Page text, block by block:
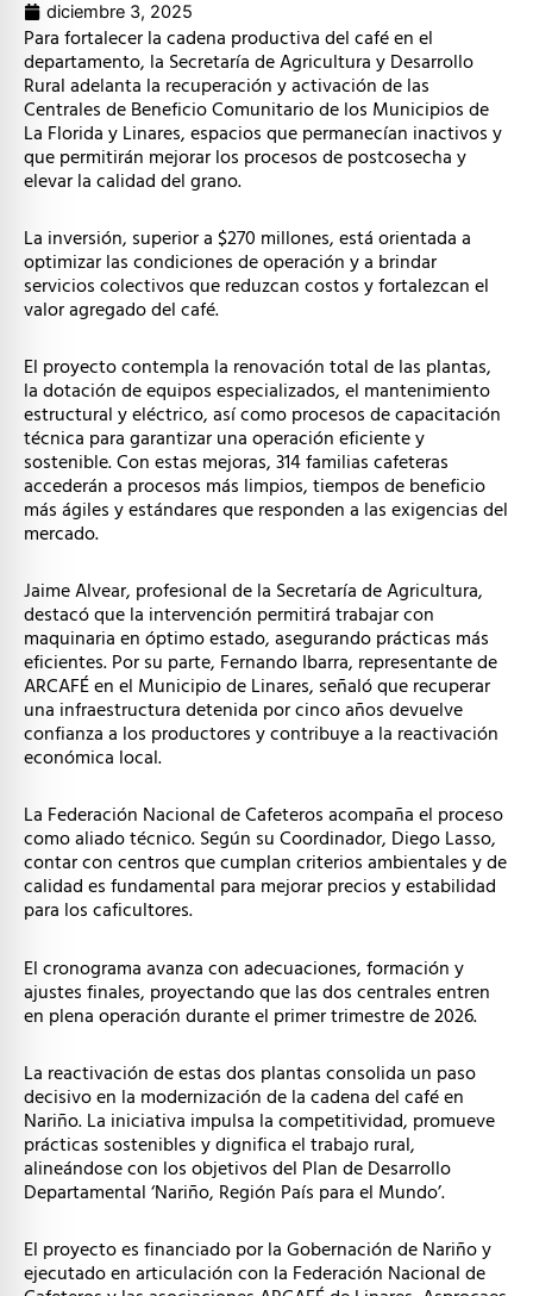
diciembre 3, 2025
Para fortalecer la cadena productiva del café en el
departamento, la Secretaría de Agricultura y Desarrollo
Rural adelanta la recuperación y activación de las
Centrales de Beneficio Comunitario de los Municipios de
La Florida y Linares, espacios que permanecían inactivos y
que permitirán mejorar los procesos de postcosecha y
elevar la calidad del grano.
La inversión, superior a $270 millones, está orientada a
optimizar las condiciones de operación y a brindar
servicios colectivos que reduzcan costos y fortalezcan el
valor agregado del café.
El proyecto contempla la renovación total de las plantas,
la dotación de equipos especializados, el mantenimiento
estructural y eléctrico, así como procesos de capacitación
técnica para garantizar una operación eficiente y
sostenible. Con estas mejoras, 314 familias cafeteras
accederán a procesos más limpios, tiempos de beneficio
más ágiles y estándares que responden a las exigencias del
mercado.
Jaime Alvear, profesional de la Secretaría de Agricultura,
destacó que la intervención permitirá trabajar con
maquinaria en óptimo estado, asegurando prácticas más
eficientes. Por su parte, Fernando Ibarra, representante de
ARCAFÉ en el Municipio de Linares, señaló que recuperar
una infraestructura detenida por cinco años devuelve
confianza a los productores y contribuye a la reactivación
económica local.
La Federación Nacional de Cafeteros acompaña el proceso
como aliado técnico. Según su Coordinador, Diego Lasso,
contar con centros que cumplan criterios ambientales y de
calidad es fundamental para mejorar precios y estabilidad
para los caficultores.
El cronograma avanza con adecuaciones, formación y
ajustes finales, proyectando que las dos centrales entren
en plena operación durante el primer trimestre de 2026.
La reactivación de estas dos plantas consolida un paso
decisivo en la modernización de la cadena del café en
Nariño. La iniciativa impulsa la competitividad, promueve
prácticas sostenibles y dignifica el trabajo rural,
alineándose con los objetivos del Plan de Desarrollo
Departamental ‘Nariño, Región País para el Mundo’.
El proyecto es financiado por la Gobernación de Nariño y
ejecutado en articulación con la Federación Nacional de